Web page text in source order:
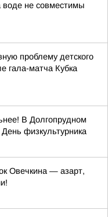
воде не совместимы
проблему детского
гала-матча Кубка
В Долгопрудном
физкультурника
Овечкина — азарт,